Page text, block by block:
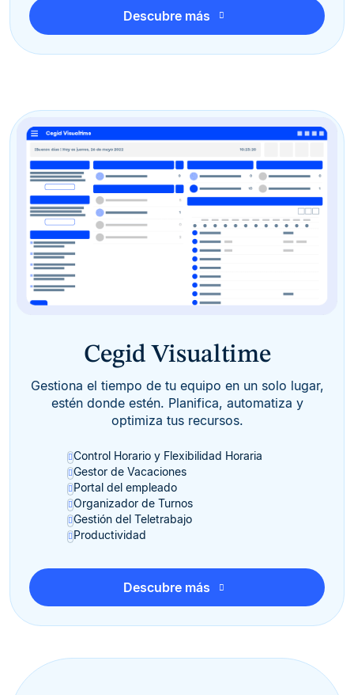
Descubre más
Cegid Visualtime
Gestiona el tiempo de tu equipo en un solo lugar,
estén donde estén. Planifica, automatiza y
optimiza tus recursos.
Control Horario y Flexibilidad Horaria
Gestor de Vacaciones
Portal del empleado
Organizador de Turnos
Gestión del Teletrabajo
Productividad
Descubre más